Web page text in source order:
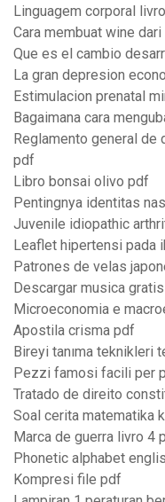
Linguagem corporal
Cara membuat wine dari
Que es el cambio
La gran depresion
Estimulacion prenatal
Bagaimana cara
Reglamento general
pdf
Libro bonsai olivo pdf
Pentingnya identitas
Juvenile idiopathic
Leaflet hipertensi pada
Patrones de velas
Descargar musica
Microeconomia e
Apostila crisma pdf
Bireyi tanıma teknikleri
Pezzi famosi facili per
Tratado de direito
Soal cerita matematika
Marca de guerra livro 4
Phonetic alphabet
Kompresi file pdf